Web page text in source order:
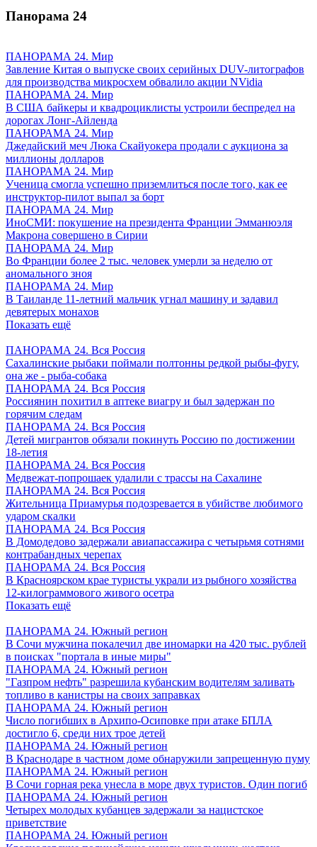
Панорама 24
ПАНОРАМА 24. Мир
Завление Китая о выпуске своих серийных DUV-литографов
для производства микросхем обвалило акции NVidia
ПАНОРАМА 24. Мир
В США байкеры и квадроциклисты устроили беспредел на
дорогах Лонг-Айленда
ПАНОРАМА 24. Мир
Джедайский меч Люка Скайуокера продали с аукциона за
миллионы долларов
ПАНОРАМА 24. Мир
Ученица смогла успешно приземлиться после того, как ее
инструктор-пилот выпал за борт
ПАНОРАМА 24. Мир
ИноСМИ: покушение на президента Франции Эмманюэля
Макрона совершено в Сирии
ПАНОРАМА 24. Мир
Во Франции более 2 тыс. человек умерли за неделю от
аномального зноя
ПАНОРАМА 24. Мир
В Таиланде 11-летний мальчик угнал машину и задавил
девятерых монахов
Показать ещё
ПАНОРАМА 24. Вся Россия
Сахалинские рыбаки поймали полтонны редкой рыбы-фугу,
она же - рыба-собака
ПАНОРАМА 24. Вся Россия
Россиянин похитил в аптеке виагру и был задержан по
горячим следам
ПАНОРАМА 24. Вся Россия
Детей мигрантов обязали покинуть Россию по достижении
18-летия
ПАНОРАМА 24. Вся Россия
Медвежат-попрошаек удалили с трассы на Сахалине
ПАНОРАМА 24. Вся Россия
Жительница Приамурья подозревается в убийстве любимого
ударом скалки
ПАНОРАМА 24. Вся Россия
В Домодедово задержали авиапассажира с четырьмя сотнями
контрабандных черепах
ПАНОРАМА 24. Вся Россия
В Красноярском крае туристы украли из рыбного хозяйства
12-килограммового живого осетра
Показать ещё
ПАНОРАМА 24. Южный регион
В Сочи мужчина покалечил две иномарки на 420 тыс. рублей
в поисках "портала в иные миры"
ПАНОРАМА 24. Южный регион
"Газпром нефть" разрешила кубанским водителям заливать
топливо в канистры на своих заправках
ПАНОРАМА 24. Южный регион
Число погибших в Архипо-Осиповке при атаке БПЛА
достигло 6, среди них трое детей
ПАНОРАМА 24. Южный регион
В Краснодаре в частном доме обнаружили запрещенную пуму
ПАНОРАМА 24. Южный регион
В Сочи горная река унесла в море двух туристов. Один погиб
ПАНОРАМА 24. Южный регион
Четырех молодых кубанцев задержали за нацистское
приветствие
ПАНОРАМА 24. Южный регион